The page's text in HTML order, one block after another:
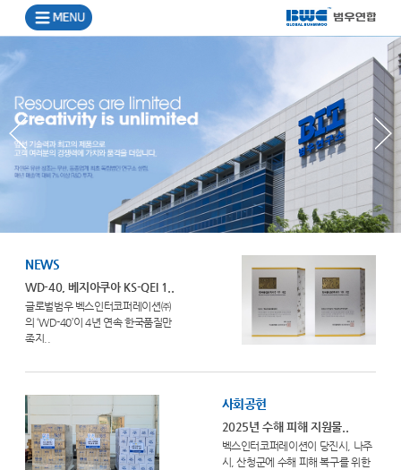
NEWS
WD-40, 베지아쿠아 KS-QEI 1..
글로벌범우 벡스인터코퍼레이션㈜
의 ‘WD-40’이 4년 연속 한국품질만
족지..
사회공헌
2025년 수해 피해 지원물..
벡스인터코퍼레이션이 당진시, 나주
시, 산청군에 수해 피해 복구를 위한